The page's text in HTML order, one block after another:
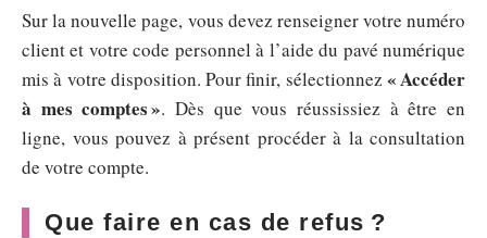
Sur la nouvelle page, vous devez renseigner votre numéro
client et votre code personnel à l’aide du pavé numérique
mis à votre disposition. Pour finir, sélectionnez « Accéder
à mes comptes ». Dès que vous réussissiez à être en
ligne, vous pouvez à présent procéder à la consultation
de votre compte.
Que faire en cas de refus ?